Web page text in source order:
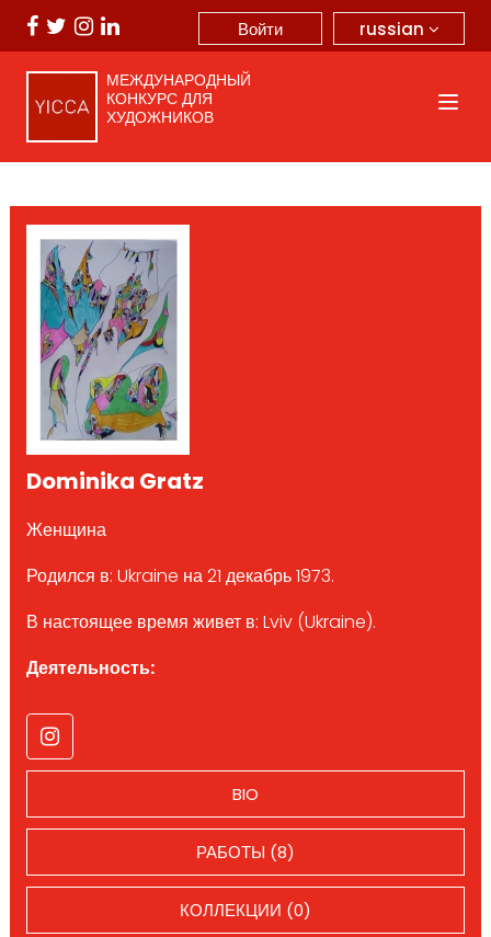
russian
Войти
МЕЖДУНАРОДНЫЙ
КОНКУРС ДЛЯ
ХУДОЖНИКОВ
Dominika Gratz
Женщина
Родился в: Ukraine на 21 декабрь 1973.
В настоящее время живет в: Lviv (Ukraine).
Деятельность:
BIO
РАБОТЫ (8)
КОЛЛЕКЦИИ (0)